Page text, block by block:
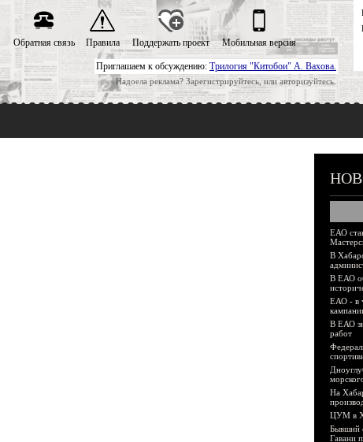
Приглашаем к обсуждению: Трилогия "Китобои" А. Вахова.
Надоела реклама? Зарегистрируйтесь, или авторизуйтесь.
Обратная связь Правила Поддержать проект Мобильная версия
ЕАО
В
В ЕАО
ЕАО - в
В ЕАО
работ
На
ЦУМ в
Бывший
Гавани